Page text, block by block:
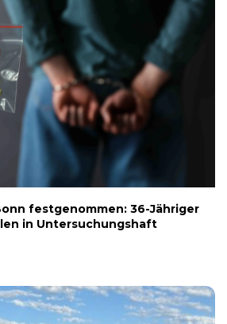
festgenommen: 36-Jähriger
in Untersuchungshaft